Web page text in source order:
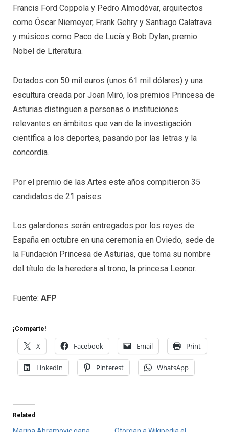
Francis Ford Coppola y Pedro Almodóvar, arquitectos
como Óscar Niemeyer, Frank Gehry y Santiago Calatrava
y músicos como Paco de Lucía y Bob Dylan, premio
Nobel de Literatura.
Dotados con 50 mil euros (unos 61 mil dólares) y una
escultura creada por Joan Miró, los premios Princesa de
Asturias distinguen a personas o instituciones
relevantes en ámbitos que van de la investigación
científica a los deportes, pasando por las letras y la
concordia.
Por el premio de las Artes este años compitieron 35
candidatos de 21 países.
Los galardones serán entregados por los reyes de
España en octubre en una ceremonia en Oviedo, sede de
la Fundación Princesa de Asturias, que toma su nombre
del título de la heredera al trono, la princesa Leonor.
Fuente: AFP
¡Comparte!
X Facebook Email Print
LinkedIn Pinterest WhatsApp
Related